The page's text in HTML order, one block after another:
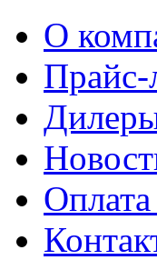
О
Прайс-
Оплата